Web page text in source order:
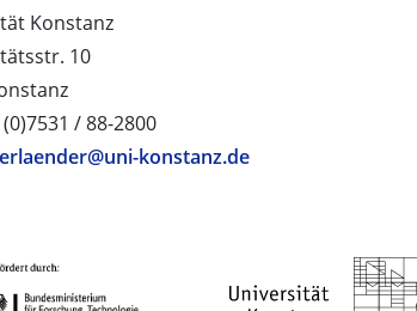
Konstanz
10
/ 88-2800
konstanz.de